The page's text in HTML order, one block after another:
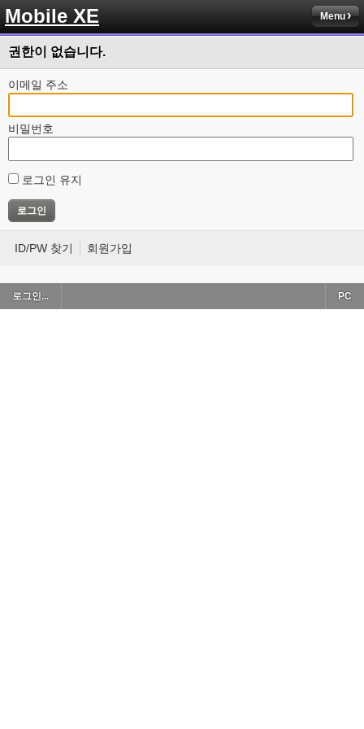
Mobile XE Menu
권한이 없습니다.
이메일 주소
비밀번호
로그인 유지
ID/PW 찾기 회원가입
로그인... PC